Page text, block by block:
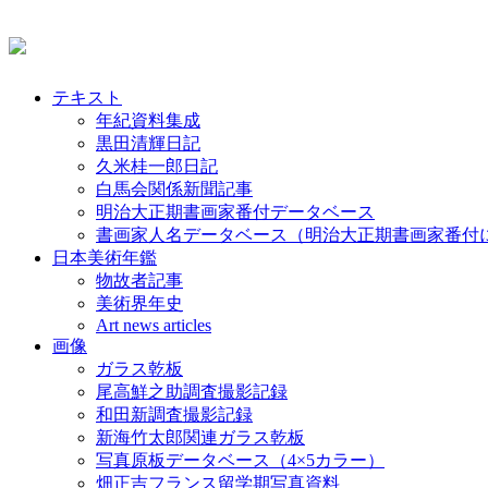
テキスト
年紀資料集成
黒田清輝日記
久米桂一郎日記
白馬会関係新聞記事
明治大正期書画家番付データベース
書画家人名データベース（明治大正期書画家番付
日本美術年鑑
物故者記事
美術界年史
Art news articles
画像
ガラス乾板
尾高鮮之助調査撮影記録
和田新調査撮影記録
新海竹太郎関連ガラス乾板
写真原板データベース（4×5カラー）
畑正吉フランス留学期写真資料